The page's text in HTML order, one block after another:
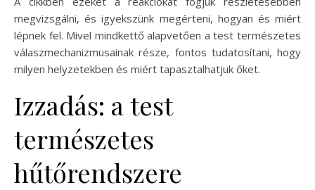
megvizsgálni, és igyekszünk megérteni, hogyan és miért
lépnek fel. Mivel mindkettő alapvetően a test természetes
válaszmechanizmusainak része, fontos tudatosítani, hogy
milyen helyzetekben és miért tapasztalhatjuk őket.
Izzadás: a test
természetes
hűtőrendszere